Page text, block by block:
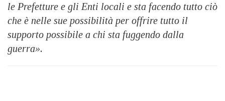
le Prefetture e gli Enti locali e sta facendo tutto ciò
che è nelle sue possibilità per offrire tutto il
supporto possibile a chi sta fuggendo dalla
guerra».